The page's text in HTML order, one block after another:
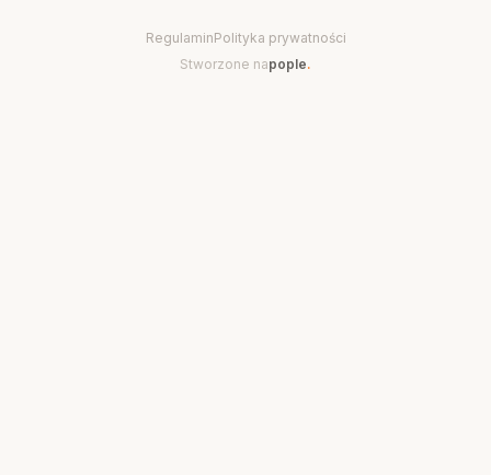
RegulaminPolityka prywatności
Stworzone napople.